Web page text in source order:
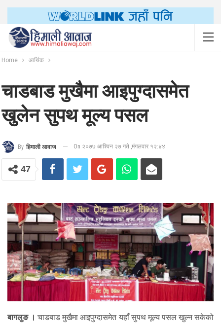
Home आर्थिक
चाडबाड मुखैमा आइपुग्दासमेत
खुलेन सुपथ मूल्य पसल
By हिमाली आवाज On २०७७ आश्विन २७ गते ,मंगलवार १२:४४
47
बागलुङ । चाडबाड मुखैमा आइपुग्दासमेत यहाँ सुपथ मूल्य पसल खुल्न सकेको